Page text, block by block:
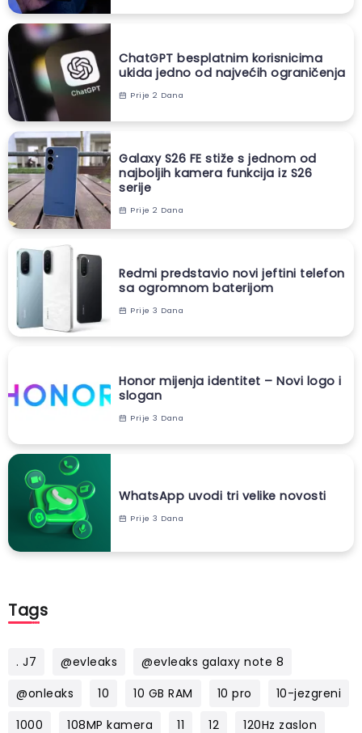
ChatGPT besplatnim korisnicima
ukida jedno od najvećih ograničenja
Prije 2 Dana
Galaxy S26 FE stiže s jednom od
najboljih kamera funkcija iz S26
serije
Prije 2 Dana
Redmi predstavio novi jeftini telefon
sa ogromnom baterijom
Prije 3 Dana
Honor mijenja identitet – Novi logo i
slogan
Prije 3 Dana
WhatsApp uvodi tri velike novosti
Prije 3 Dana
Tags
. J7 @evleaks
@evleaks galaxy note 8
@onleaks
10 10 GB RAM 10 pro
10-jezgreni
1000
108MP kamera 11 12
120Hz zaslon